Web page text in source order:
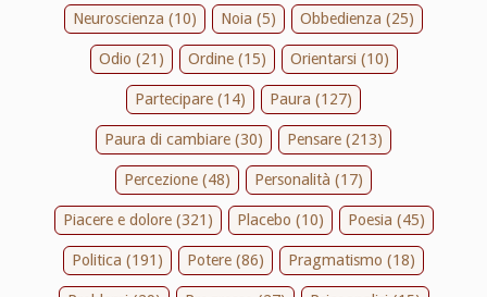
Neuroscienza (10) Noia (5) Obbedienza (25)
Odio (21) Ordine (15) Orientarsi (10)
Partecipare (14) Paura (127)
Paura di cambiare (30) Pensare (213)
Percezione (48) Personalità (17)
Piacere e dolore (321) Placebo (10) Poesia (45)
Politica (191) Potere (86) Pragmatismo (18)